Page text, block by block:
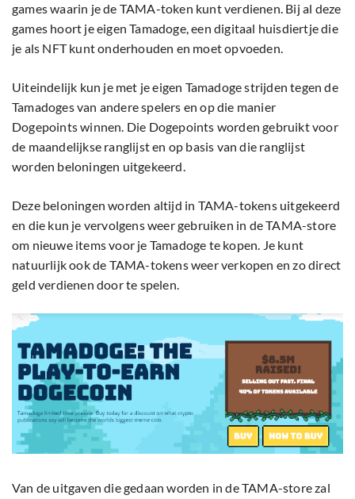
games waarin je de TAMA-token kunt verdienen. Bij al deze
games hoort je eigen Tamadoge, een digitaal huisdiertje die
je als NFT kunt onderhouden en moet opvoeden.
Uiteindelijk kun je met je eigen Tamadoge strijden tegen de
Tamadoges van andere spelers en op die manier
Dogepoints winnen. Die Dogepoints worden gebruikt voor
de maandelijkse ranglijst en op basis van die ranglijst
worden beloningen uitgekeerd.
Deze beloningen worden altijd in TAMA-tokens uitgekeerd
en die kun je vervolgens weer gebruiken in de TAMA-store
om nieuwe items voor je Tamadoge te kopen. Je kunt
natuurlijk ook de TAMA-tokens weer verkopen en zo direct
geld verdienen door te spelen.
Van de uitgaven die gedaan worden in de TAMA-store zal